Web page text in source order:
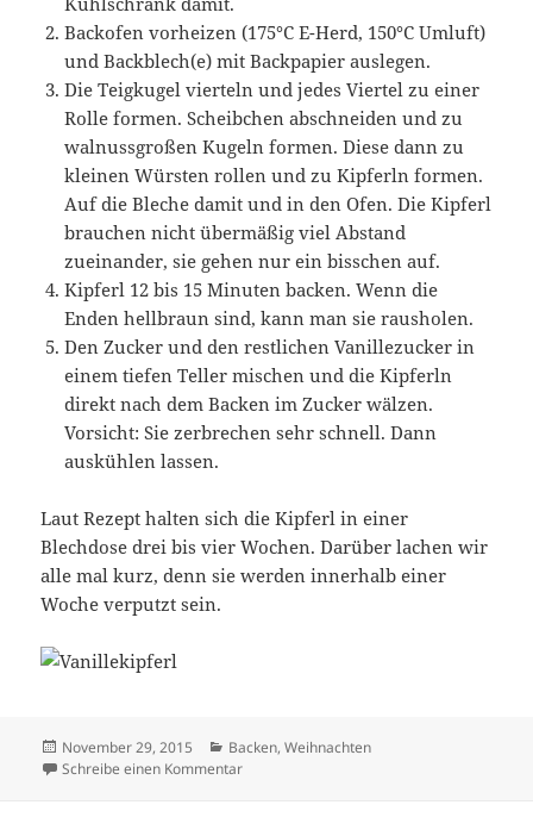
Backofen vorheizen (175°C E-Herd, 150°C Umluft)
und Backblech(e) mit Backpapier auslegen.
Die Teigkugel vierteln und jedes Viertel zu einer
Rolle formen. Scheibchen abschneiden und zu
walnussgroßen Kugeln formen. Diese dann zu
kleinen Würsten rollen und zu Kipferln formen.
Auf die Bleche damit und in den Ofen. Die Kipferl
brauchen nicht übermäßig viel Abstand
zueinander, sie gehen nur ein bisschen auf.
Kipferl 12 bis 15 Minuten backen. Wenn die
Enden hellbraun sind, kann man sie rausholen.
Den Zucker und den restlichen Vanillezucker in
einem tiefen Teller mischen und die Kipferln
direkt nach dem Backen im Zucker wälzen.
Vorsicht: Sie zerbrechen sehr schnell. Dann
auskühlen lassen.
Laut Rezept halten sich die Kipferl in einer
Blechdose drei bis vier Wochen. Darüber lachen wir
alle mal kurz, denn sie werden innerhalb einer
Woche verputzt sein.
Veröffentlicht
am
November 29, 2015 Kategorien
Backen,Weihnachten
Schreibe einen Kommentarzu In der Weihnachtsbäckerei: Vanillekipferl